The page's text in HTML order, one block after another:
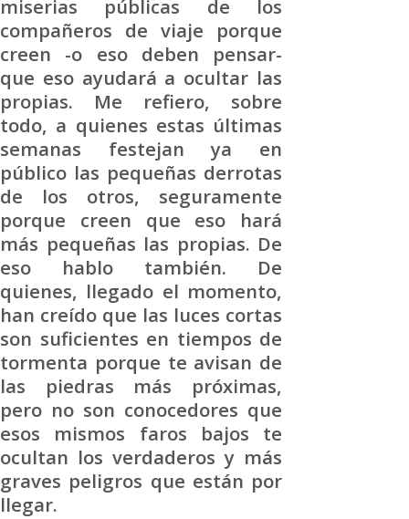
miserias públicas de los
compañeros de viaje porque
creen -o eso deben pensar-
que eso ayudará a ocultar las
propias. Me refiero, sobre
todo, a quienes estas últimas
semanas festejan ya en
público las pequeñas derrotas
de los otros, seguramente
porque creen que eso hará
más pequeñas las propias. De
eso hablo también. De
quienes, llegado el momento,
han creído que las luces cortas
son suficientes en tiempos de
tormenta porque te avisan de
las piedras más próximas,
pero no son conocedores que
esos mismos faros bajos te
ocultan los verdaderos y más
graves peligros que están por
llegar.